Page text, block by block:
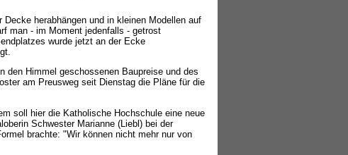
herabhängen und in kleinen Modellen auf
man - im Moment jedenfalls - getrost
wurde jetzt an der Ecke
den Himmel geschossenen Baupreise und des
am Preusweg seit Dienstag die Pläne für die
soll hier die Katholische Hochschule eine neue
Schwester Marianne (Liebl) bei der
brachte: "Wir können nicht mehr nur von